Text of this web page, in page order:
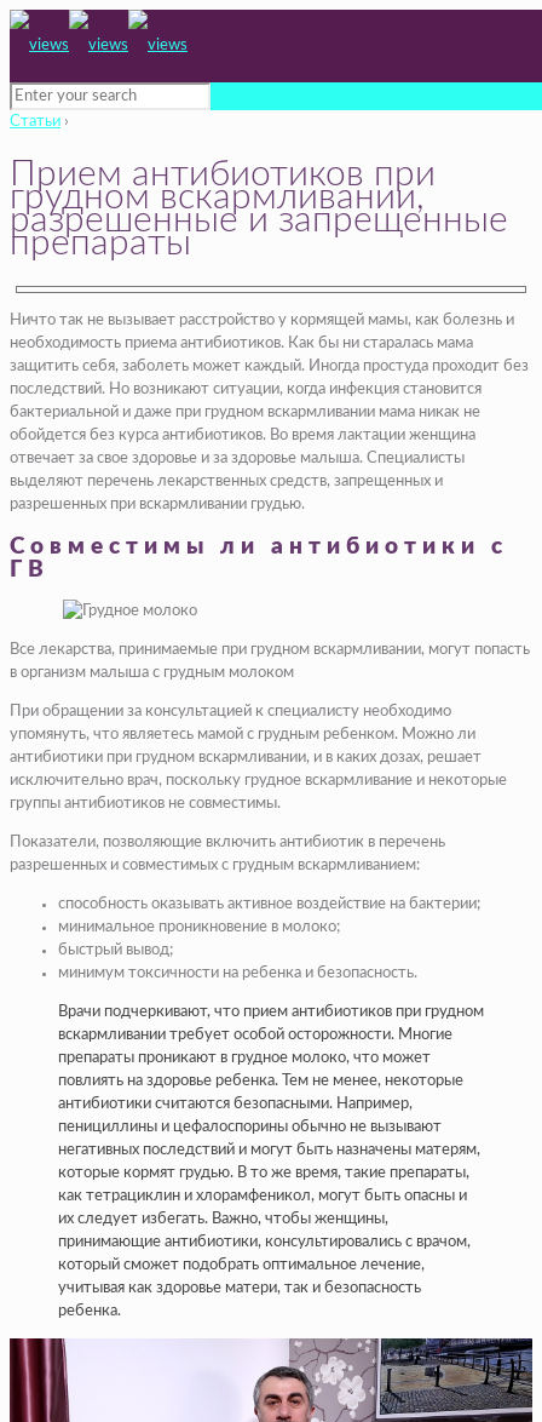
Статьи ›
Прием антибиотиков при
грудном вскармливании,
разрешенные и запрещенные
препараты
Ничто так не вызывает расстройство у кормящей мамы, как болезнь и
необходимость приема антибиотиков. Как бы ни старалась мама
защитить себя, заболеть может каждый. Иногда простуда проходит без
последствий. Но возникают ситуации, когда инфекция становится
бактериальной и даже при грудном вскармливании мама никак не
обойдется без курса антибиотиков. Во время лактации женщина
отвечает за свое здоровье и за здоровье малыша. Специалисты
выделяют перечень лекарственных средств, запрещенных и
разрешенных при вскармливании грудью.
Совместимы ли антибиотики с
ГВ
Все лекарства, принимаемые при грудном вскармливании, могут попасть
в организм малыша с грудным молоком
При обращении за консультацией к специалисту необходимо
упомянуть, что являетесь мамой с грудным ребенком. Можно ли
антибиотики при грудном вскармливании, и в каких дозах, решает
исключительно врач, поскольку грудное вскармливание и некоторые
группы антибиотиков не совместимы.
Показатели, позволяющие включить антибиотик в перечень
разрешенных и совместимых с грудным вскармливанием:
способность оказывать активное воздействие на бактерии;
минимальное проникновение в молоко;
быстрый вывод;
минимум токсичности на ребенка и безопасность.
Врачи подчеркивают, что прием антибиотиков при грудном
вскармливании требует особой осторожности. Многие
препараты проникают в грудное молоко, что может
повлиять на здоровье ребенка. Тем не менее, некоторые
антибиотики считаются безопасными. Например,
пенициллины и цефалоспорины обычно не вызывают
негативных последствий и могут быть назначены матерям,
которые кормят грудью. В то же время, такие препараты,
как тетрациклин и хлорамфеникол, могут быть опасны и
их следует избегать. Важно, чтобы женщины,
принимающие антибиотики, консультировались с врачом,
который сможет подобрать оптимальное лечение,
учитывая как здоровье матери, так и безопасность
ребенка.